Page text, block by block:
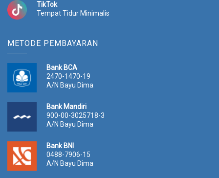
TikTok
Tempat Tidur Minimalis
METODE PEMBAYARAN
Bank BCA
2470-1470-19
A/N Bayu Dima
Bank Mandiri
900-00-3025718-3
A/N Bayu Dima
Bank BNI
0488-7906-15
A/N Bayu Dima